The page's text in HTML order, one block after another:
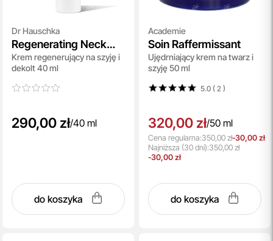
Dr Hauschka
Regenerating Neck
and Decollete Cream
Krem regenerujący na szyję i
dekolt 40 ml
290,00 zł/40 ml
do koszyka
Academie
Soin Raffermissant
Ujędrniający krem na twarz i
szyję 50 ml
5.0 ( 2 )
320,00 zł/50 ml
Cena regularna:350,00 zł-30,00 zł
Najniższa (30 dni):350,00 zł
-30,00 zł
do koszyka